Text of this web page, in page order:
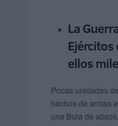
La
ellos
Pocas unidades
hechos de armas
una Bula de